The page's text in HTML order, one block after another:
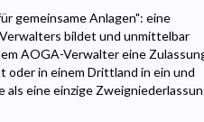
gemeinsame Anlagen": eine
bildet und unmittelbar
AOGA-Verwalter eine
oder in einem Drittland in ein und
eine einzige